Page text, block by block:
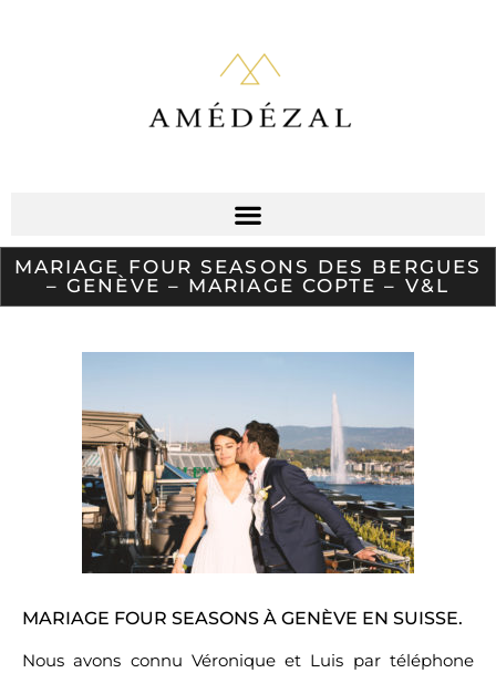
MARIAGE FOUR SEASONS DES BERGUES
– GENÈVE – MARIAGE COPTE – V&L
MARIAGE FOUR SEASONS À GENÈVE EN SUISSE.
Nous avons connu Véronique et Luis par téléphone